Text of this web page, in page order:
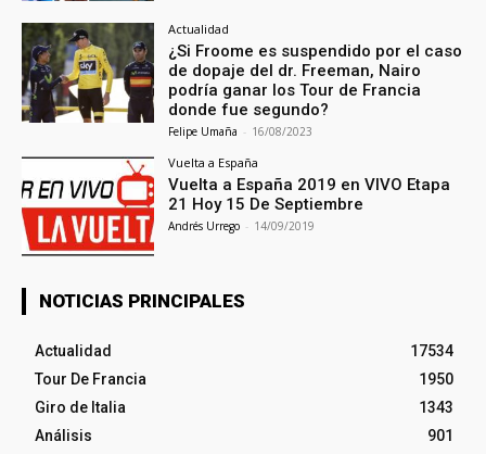
Actualidad
¿Si Froome es suspendido por el caso
de dopaje del dr. Freeman, Nairo
podría ganar los Tour de Francia
donde fue segundo?
Felipe Umaña - 16/08/2023
Vuelta a España
Vuelta a España 2019 en VIVO Etapa
21 Hoy 15 De Septiembre
Andrés Urrego - 14/09/2019
NOTICIAS PRINCIPALES
Actualidad
17534
Tour De Francia
1950
Giro de Italia
1343
Análisis
901